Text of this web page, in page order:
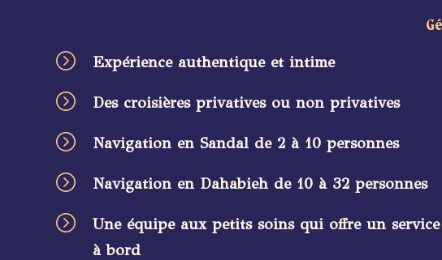
= Expérience authentique et intime
= Des croisières privatives ou non privatives
= Navigation en Sandal de 2 à 10 personnes
= Navigation en Dahabieh de 10 à 32 personnes
=
Une équipe aux petits soins qui offre un
à bord